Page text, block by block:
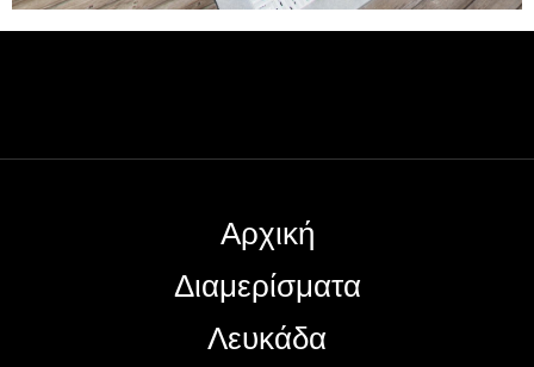
Αρχική
Διαμερίσματα
Λευκάδα